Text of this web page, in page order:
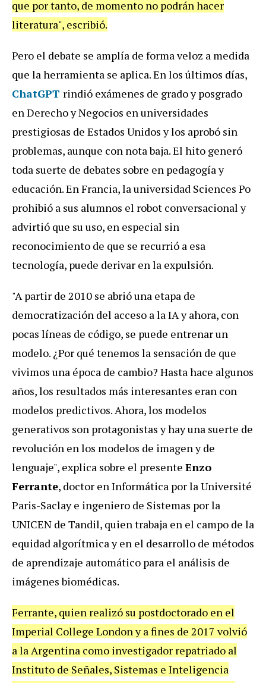
que por tanto, de momento no podrán hacer
literatura", escribió.
Pero el debate se amplía de forma veloz a medida
que la herramienta se aplica. En los últimos días,
ChatGPT rindió exámenes de grado y posgrado
en Derecho y Negocios en universidades
prestigiosas de Estados Unidos y los aprobó sin
problemas, aunque con nota baja. El hito generó
toda suerte de debates sobre en pedagogía y
educación. En Francia, la universidad Sciences Po
prohibió a sus alumnos el robot conversacional y
advirtió que su uso, en especial sin
reconocimiento de que se recurrió a esa
tecnología, puede derivar en la expulsión.
"A partir de 2010 se abrió una etapa de
democratización del acceso a la IA y ahora, con
pocas líneas de código, se puede entrenar un
modelo. ¿Por qué tenemos la sensación de que
vivimos una época de cambio? Hasta hace algunos
años, los resultados más interesantes eran con
modelos predictivos. Ahora, los modelos
generativos son protagonistas y hay una suerte de
revolución en los modelos de imagen y de
lenguaje", explica sobre el presente Enzo
Ferrante, doctor en Informática por la Université
Paris-Saclay e ingeniero de Sistemas por la
UNICEN de Tandil, quien trabaja en el campo de la
equidad algorítmica y en el desarrollo de métodos
de aprendizaje automático para el análisis de
imágenes biomédicas.
Ferrante, quien realizó su postdoctorado en el
Imperial College London y a fines de 2017 volvió
a la Argentina como investigador repatriado al
Instituto de Señales, Sistemas e Inteligencia